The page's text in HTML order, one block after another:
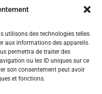
utilisons des technologies telles
aux informations des appareils.
permettra de traiter des
ou les ID uniques sur ce
son consentement peut avoir
et fonctions.
d’André-
: 9412Z TVA intra-